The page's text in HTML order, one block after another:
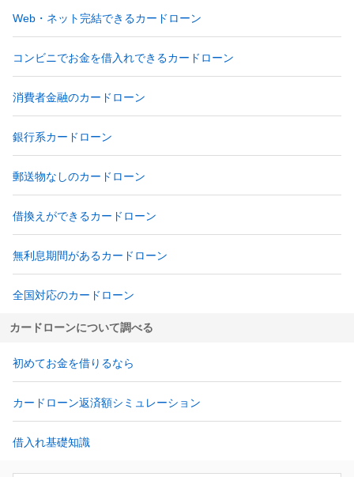
Web・ネット完結できるカードローン
コンビニでお金を借入れできるカードローン
消費者金融のカードローン
銀行系カードローン
郵送物なしのカードローン
借換えができるカードローン
無利息期間があるカードローン
全国対応のカードローン
カードローンについて調べる
初めてお金を借りるなら
カードローン返済額シミュレーション
借入れ基礎知識